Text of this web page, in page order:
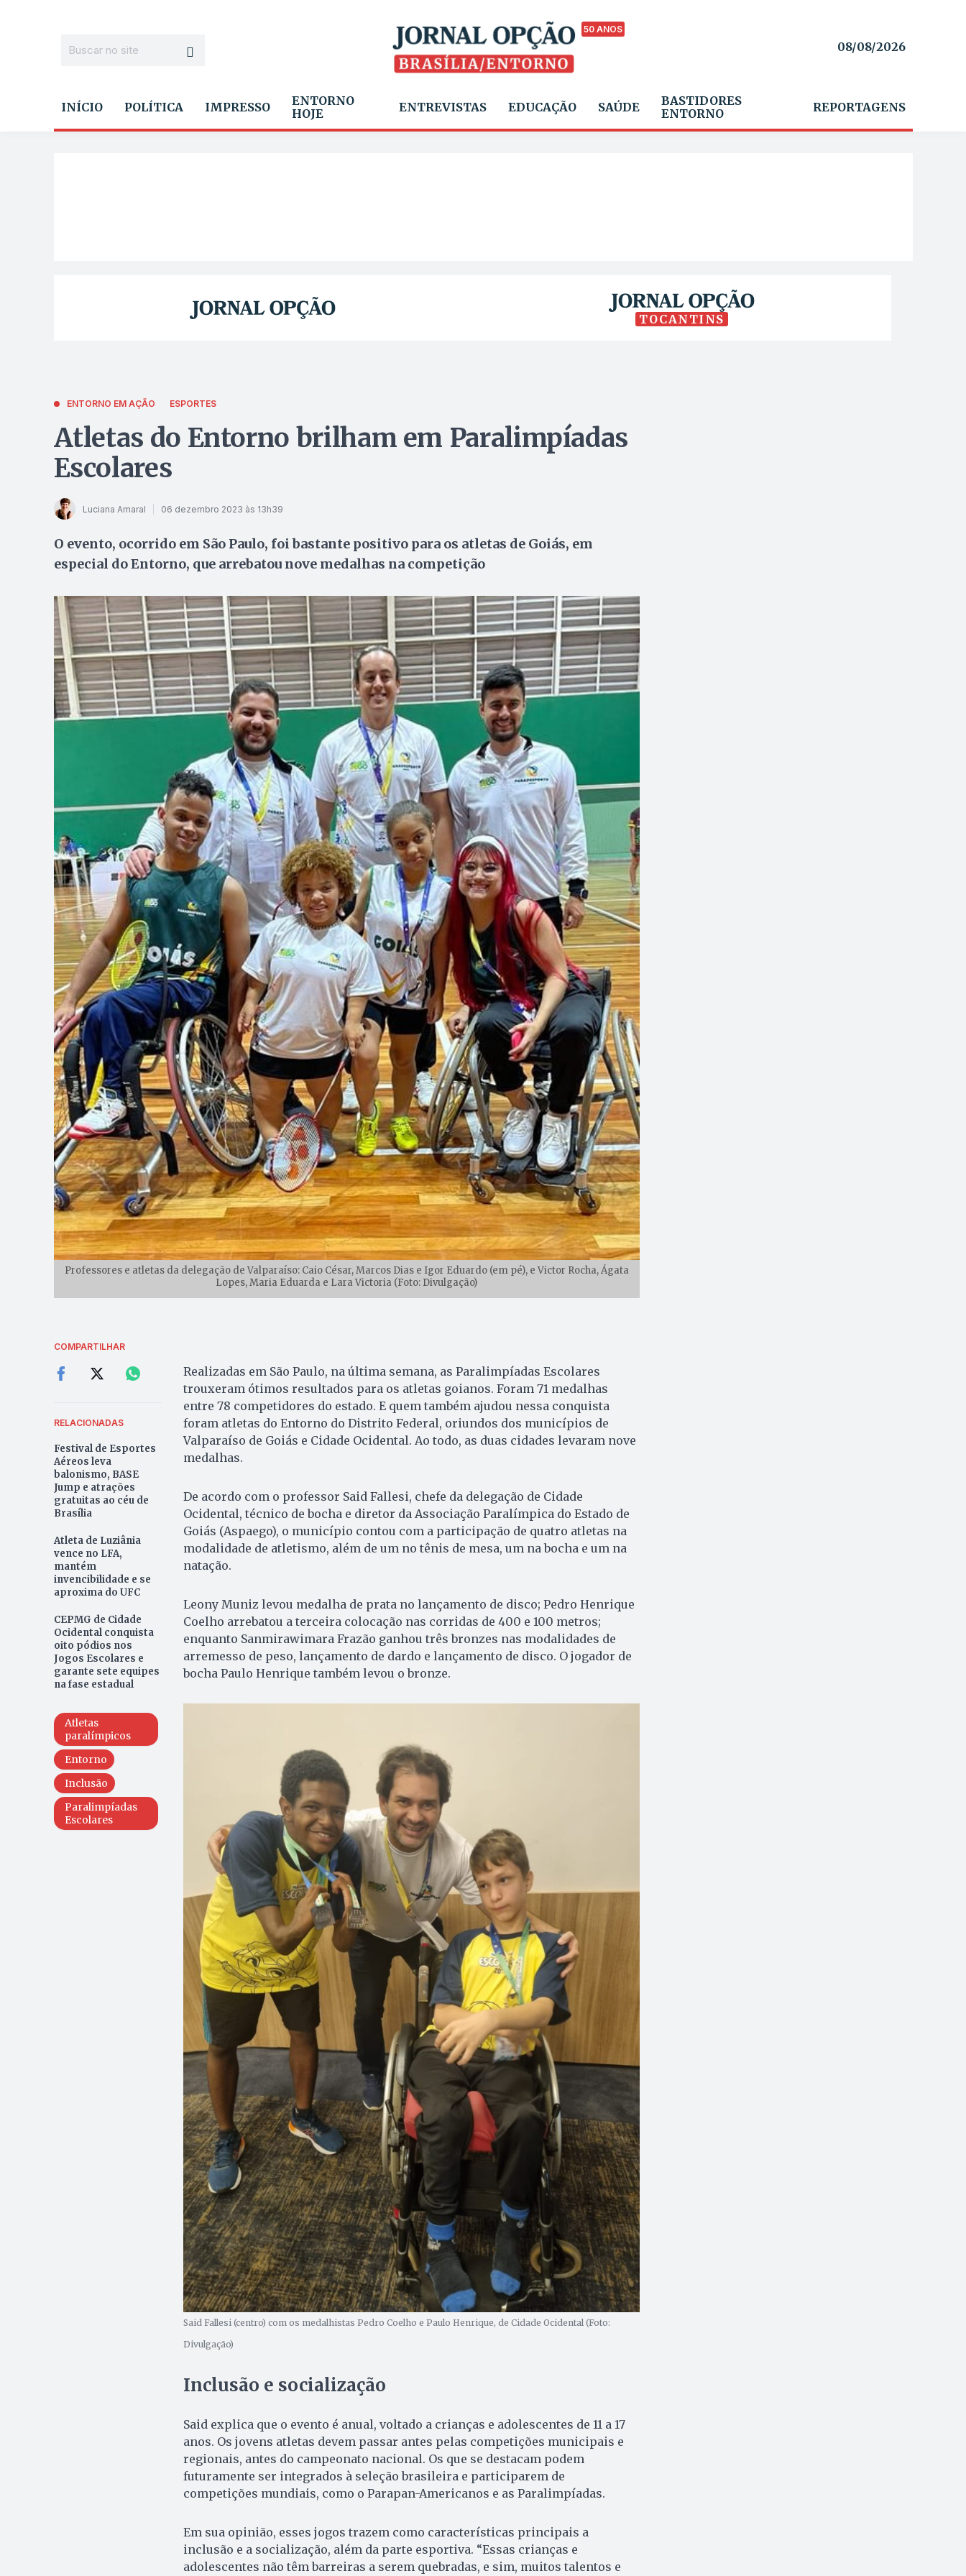
50 ANOS
08/08/2026
INÍCIO POLÍTICA IMPRESSO
ENTORNO
HOJE
ENTREVISTAS EDUCAÇÃO SAÚDE
BASTIDORES
ENTORNO
REPORTAGENS
TOCANTINS
ENTORNO EM AÇÃO ESPORTES
Atletas do Entorno brilham em Paralimpíadas
Escolares
Luciana Amaral 06 dezembro 2023 às 13h39
O evento, ocorrido em São Paulo, foi bastante positivo para os atletas de Goiás, em
especial do Entorno, que arrebatou nove medalhas na competição
Professores e atletas da delegação de Valparaíso: Caio César, Marcos Dias e Igor Eduardo (em pé), e Victor Rocha, Ágata
Lopes, Maria Eduarda e Lara Victoria (Foto: Divulgação)
COMPARTILHAR
RELACIONADAS
Festival de Esportes
Aéreos leva
balonismo, BASE
Jump e atrações
gratuitas ao céu de
Brasília
Atleta de Luziânia
vence no LFA,
mantém
invencibilidade e se
aproxima do UFC
CEPMG de Cidade
Ocidental conquista
oito pódios nos
Jogos Escolares e
garante sete equipes
na fase estadual
Atletas
paralímpicos
Entorno
Inclusão
Paralimpíadas
Escolares
Realizadas em São Paulo, na última semana, as Paralimpíadas Escolares
trouxeram ótimos resultados para os atletas goianos. Foram 71 medalhas
entre 78 competidores do estado. E quem também ajudou nessa conquista
foram atletas do Entorno do Distrito Federal, oriundos dos municípios de
Valparaíso de Goiás e Cidade Ocidental. Ao todo, as duas cidades levaram nove
medalhas.
De acordo com o professor Said Fallesi, chefe da delegação de Cidade
Ocidental, técnico de bocha e diretor da Associação Paralímpica do Estado de
Goiás (Aspaego), o município contou com a participação de quatro atletas na
modalidade de atletismo, além de um no tênis de mesa, um na bocha e um na
natação.
Leony Muniz levou medalha de prata no lançamento de disco; Pedro Henrique
Coelho arrebatou a terceira colocação nas corridas de 400 e 100 metros;
enquanto Sanmirawimara Frazão ganhou três bronzes nas modalidades de
arremesso de peso, lançamento de dardo e lançamento de disco. O jogador de
bocha Paulo Henrique também levou o bronze.
Said Fallesi (centro) com os medalhistas Pedro Coelho e Paulo Henrique, de Cidade Ocidental (Foto:
Divulgação)
Inclusão e socialização
Said explica que o evento é anual, voltado a crianças e adolescentes de 11 a 17
anos. Os jovens atletas devem passar antes pelas competições municipais e
regionais, antes do campeonato nacional. Os que se destacam podem
futuramente ser integrados à seleção brasileira e participarem de
competições mundiais, como o Parapan-Americanos e as Paralimpíadas.
Em sua opinião, esses jogos trazem como características principais a
inclusão e a socialização, além da parte esportiva. “Essas crianças e
adolescentes não têm barreiras a serem quebradas, e sim, muitos talentos e